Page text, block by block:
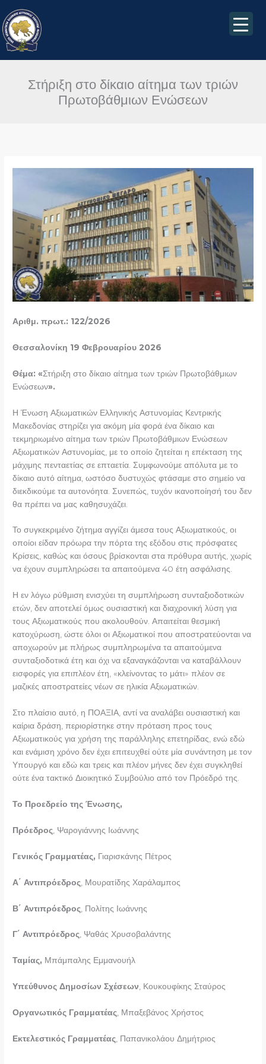
στο
περιεχόμενο
Στήριξη στο δίκαιο αίτημα των τριών
Πρωτοβάθμιων Ενώσεων
Αριθμ. πρωτ.: 122/2026
Θεσσαλονίκη 19 Φεβρουαρίου 2026
Θέμα: «Στήριξη στο δίκαιο αίτημα των τριών Πρωτοβάθμιων
Ενώσεων».
Η Ένωση Αξιωματικών Ελληνικής Αστυνομίας Κεντρικής
Μακεδονίας στηρίζει για ακόμη μία φορά ένα δίκαιο και
τεκμηριωμένο αίτημα των τριών Πρωτοβάθμιων Ενώσεων
Αξιωματικών Αστυνομίας, με το οποίο ζητείται η επέκταση της
μάχιμης πενταετίας σε επταετία. Συμφωνούμε απόλυτα με το
δίκαιο αυτό αίτημα, ωστόσο δυστυχώς φτάσαμε στο σημείο να
διεκδικούμε τα αυτονόητα. Συνεπώς, τυχόν ικανοποίησή του δεν
θα πρέπει να μας καθησυχάζει.
Το συγκεκριμένο ζήτημα αγγίζει άμεσα τους Αξιωματικούς, οι
οποίοι είδαν πρόωρα την πόρτα της εξόδου στις πρόσφατες
Κρίσεις, καθώς και όσους βρίσκονται στα πρόθυρα αυτής, χωρίς
να έχουν συμπληρώσει τα απαιτούμενα 40 έτη ασφάλισης.
Η εν λόγω ρύθμιση ενισχύει τη συμπλήρωση συνταξιοδοτικών
ετών, δεν αποτελεί όμως ουσιαστική και διαχρονική λύση για
τους Αξιωματικούς που ακολουθούν. Απαιτείται θεσμική
κατοχύρωση, ώστε όλοι οι Αξιωματικοί που αποστρατεύονται να
αποχωρούν με πλήρως συμπληρωμένα τα απαιτούμενα
συνταξιοδοτικά έτη και όχι να εξαναγκάζονται να καταβάλλουν
εισφορές για επιπλέον έτη, «κλείνοντας το μάτι» πλέον σε
μαζικές αποστρατείες νέων σε ηλικία Αξιωματικών.
Στο πλαίσιο αυτό, η ΠΟΑΞΙΑ, αντί να αναλάβει ουσιαστική και
καίρια δράση, περιορίστηκε στην πρόταση προς τους
Αξιωματικούς για χρήση της παράλληλης επετηρίδας, ενώ εδώ
και ενάμιση χρόνο δεν έχει επιτευχθεί ούτε μία συνάντηση με τον
Υπουργό και εδώ και τρεις και πλέον μήνες δεν έχει συγκληθεί
ούτε ένα τακτικό Διοικητικό Συμβούλιο από τον Πρόεδρό της.
Το Προεδρείο της Ένωσης,
Πρόεδρος , Ψαρογιάννης Ιωάννης
Γενικός Γραμματέας, Γιαρισκάνης Πέτρος
Α΄ Αντιπρόεδρος , Μουρατίδης Χαράλαμπος
Β΄ Αντιπρόεδρος , Πολίτης Ιωάννης
Γ΄ Αντιπρόεδρος, Ψαθάς Χρυσοβαλάντης
Ταμίας, Μπάμπαλης Εμμανουήλ
Υπεύθυνος Δημοσίων Σχέσεων , Κουκουφίκης Σταύρος
Οργανωτικός Γραμματέας , Μπαξεβάνος Χρήστος
Εκτελεστικός Γραμματέας , Παπανικολάου Δημήτριος